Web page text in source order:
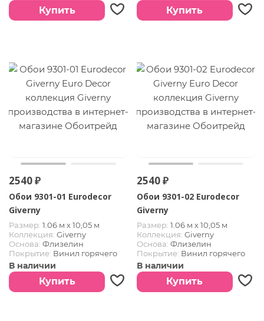
Купить Купить
2540 ₽
Обои 9301-01 Eurodecor
Giverny
Размер: 1.06 м х 10,05 м
Коллекция: Giverny
Основа: Флизелин
Покрытие: Винил горячего
тиснения
В наличии
Купить
2540 ₽
Обои 9301-02 Eurodecor
Giverny
Размер: 1.06 м х 10,05 м
Коллекция: Giverny
Основа: Флизелин
Покрытие: Винил горячего
тиснения
В наличии
Купить